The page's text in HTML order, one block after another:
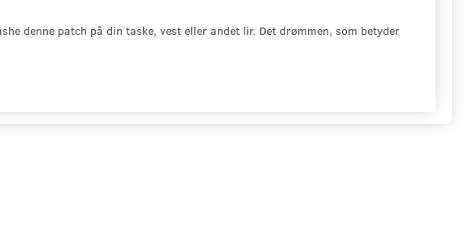
denne patch på din taske, vest eller andet lir. Det drømmen, som betyder